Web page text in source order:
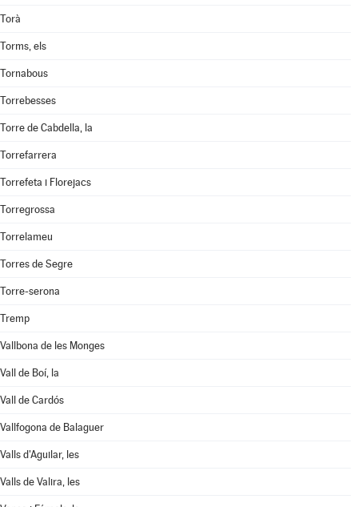
Torà
Torms, els
Tornabous
Torrebesses
Torre de Cabdella, la
Torrefarrera
Torrefeta i Florejacs
Torregrossa
Torrelameu
Torres de Segre
Torre-serona
Tremp
Vallbona de les Monges
Vall de Boí, la
Vall de Cardós
Vallfogona de Balaguer
Valls d'Aguilar, les
Valls de Valira, les